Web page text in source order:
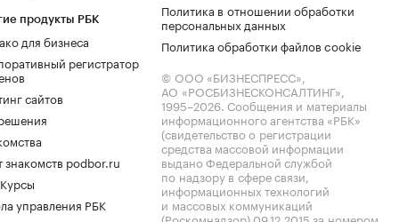
продукты РБК
для бизнеса
регистратор
сайтов
знакомств podbor.ru
управления РБК
Политика в отношении обработки
персональных данных
Политика обработки файлов cookie
© ООО «БИЗНЕСПРЕСС»,
АО «РОСБИЗНЕСКОНСАЛТИНГ»,
1995–2026. Сообщения и материалы
информационного агентства «РБК»
(свидетельство о регистрации
средства массовой информации
выдано Федеральной службой
по надзору в сфере связи,
информационных технологий
и массовых коммуникаций
(Роскомнадзор) 09.12.2015 за номером